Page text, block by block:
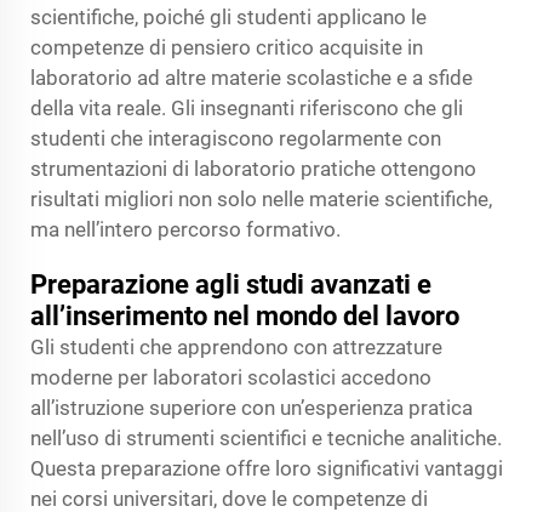
scientifiche, poiché gli studenti applicano le
competenze di pensiero critico acquisite in
laboratorio ad altre materie scolastiche e a sfide
della vita reale. Gli insegnanti riferiscono che gli
studenti che interagiscono regolarmente con
strumentazioni di laboratorio pratiche ottengono
risultati migliori non solo nelle materie scientifiche,
ma nell’intero percorso formativo.
Preparazione agli studi avanzati e
all’inserimento nel mondo del lavoro
Gli studenti che apprendono con attrezzature
moderne per laboratori scolastici accedono
all’istruzione superiore con un’esperienza pratica
nell’uso di strumenti scientifici e tecniche analitiche.
Questa preparazione offre loro significativi vantaggi
nei corsi universitari, dove le competenze di